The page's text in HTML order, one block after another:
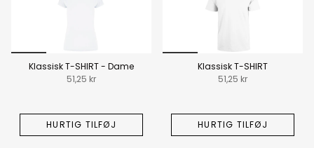
Klassisk T-SHIRT - Dame
51,25 kr
HURTIG TILFØJ
Klassisk T-SHIRT
51,25 kr
HURTIG TILFØJ